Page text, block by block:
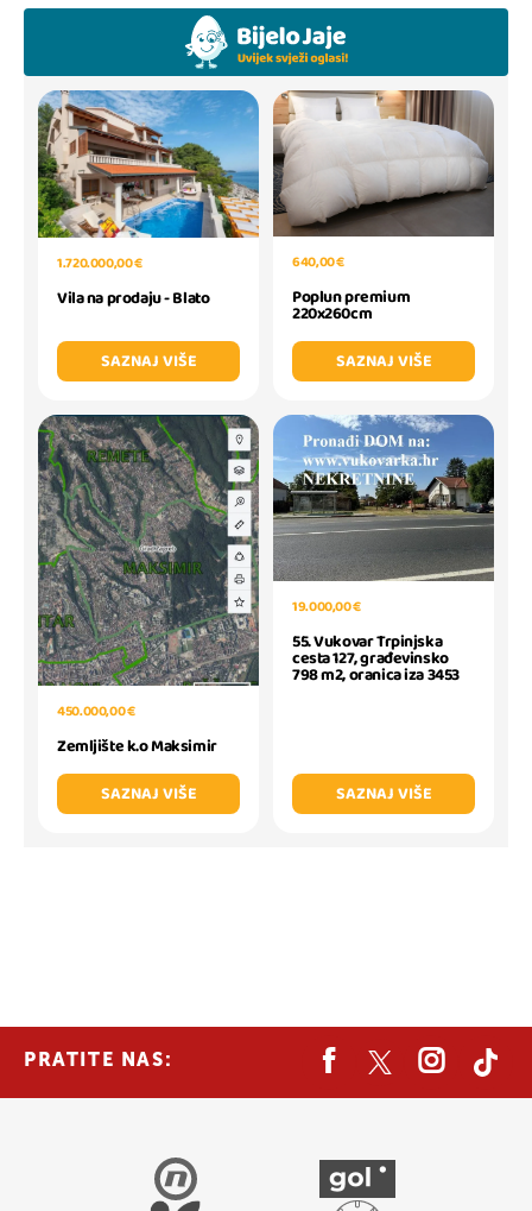
1.720.000,00 €
Vila na prodaju - Blato
SAZNAJ VIŠE
640,00 €
Poplun premium
220x260cm
SAZNAJ VIŠE
450.000,00 €
Zemljište k.o Maksimir
SAZNAJ VIŠE
19.000,00 €
55. Vukovar Trpinjska
cesta 127, građevinsko
798 m2, oranica iza 3453
SAZNAJ VIŠE
PRATITE NAS: